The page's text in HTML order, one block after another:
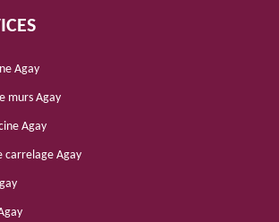
Agay
murs Agay
Agay
carrelage Agay